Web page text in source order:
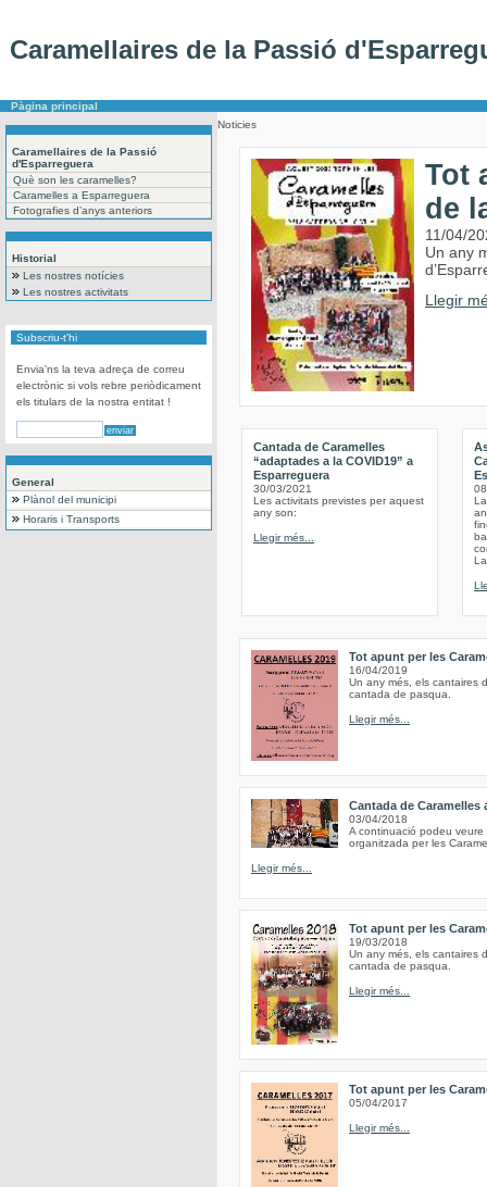
Caramellaires de la Passió
Pàgina principal
Caramellaires de la Passió
d'Esparreguera
Què son les caramelles?
Caramelles a Esparreguera
Fotografies d’anys anteriors
Historial
Les nostres notícies
Les nostres activitats
Subscriu-t'hi
Envia'ns la teva adreça de correu
electrònic si vols rebre periòdicament
els titulars de la nostra entitat !
General
Plànol del municipi
Horaris i Transports
Noticies
Tot
de
11/04/
Un any
Llegir
Cantada de Caramelles
“adaptades a la COVID19” a
Esparreguera
30/03/2021
Les activitats previstes per aquest
any son:
Llegir més...
Tot apunt per les
16/04/2019
Un any més, els cantaires
cantada de pasqua.
Llegir més...
Cantada de Caramelles
03/04/2018
A continuació podeu
organitzada per les
Llegir més...
Tot apunt per les
19/03/2018
Un any més, els cantaires
cantada de pasqua.
Llegir més...
Tot apunt per les
05/04/2017
Llegir més...